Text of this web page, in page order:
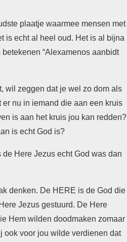
plaatje waarmee mensen met
is echt al heel oud. Het is al bijna
“Alexamenos aanbidt
wil zeggen dat je wel zo dom als
nu in iemand die aan een kruis
is aan het kruis jou kan redden?
is echt God is?
Here Jezus echt God was dan
denken. De HERE is de God die
Jezus gestuurd. De Here
Hem wilden doodmaken zomaar
ook voor jou wilde verdienen dat